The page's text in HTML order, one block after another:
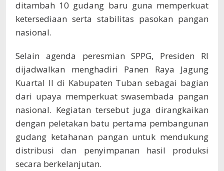
ditambah 10 gudang baru guna memperkuat
ketersediaan serta stabilitas pasokan pangan
nasional.
Selain agenda peresmian SPPG, Presiden RI
dijadwalkan menghadiri Panen Raya Jagung
Kuartal II di Kabupaten Tuban sebagai bagian
dari upaya memperkuat swasembada pangan
nasional. Kegiatan tersebut juga dirangkaikan
dengan peletakan batu pertama pembangunan
gudang ketahanan pangan untuk mendukung
distribusi dan penyimpanan hasil produksi
secara berkelanjutan.